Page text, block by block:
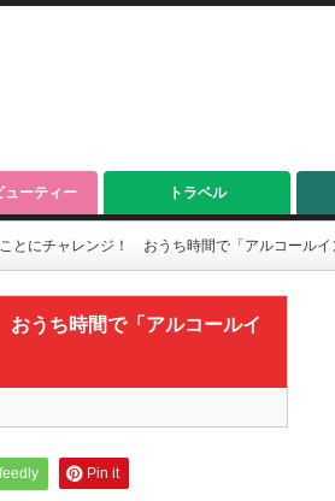
ューティー トラベル
とにチャレンジ！ おうち時間で「アルコールイ
うち時間で「アルコールイ
feedly Pin it